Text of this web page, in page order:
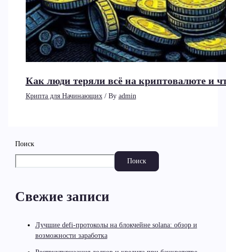
Как люди теряли всё на криптовалюте и
Крипта для Начинающих/ By admin
Поиск
Поиск
Свежие записи
Лучшие defi-протоколы на блокчейне solana: обзор и
возможности заработка